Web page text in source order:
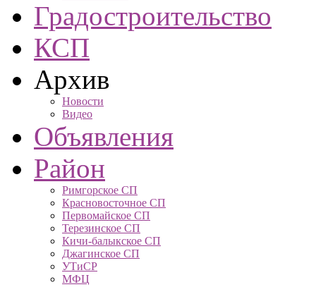
Градостроительство
КСП
Архив
Новости
Видео
Объявления
Район
Римгорское СП
Красновосточное СП
Первомайское СП
Терезинское СП
Кичи-балыкское СП
Джагинское СП
УТиСР
МФЦ